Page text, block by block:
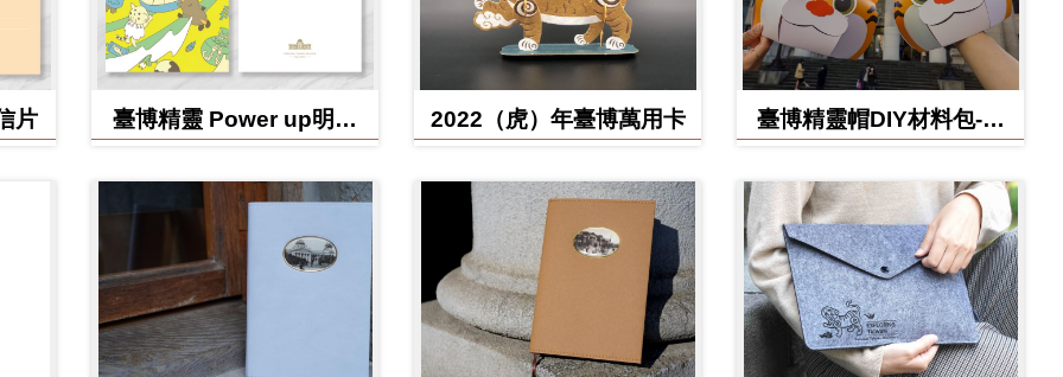
片
臺博精靈 Power up明信
2022（虎）年臺博萬用卡
臺博精靈帽DIY材料包-虎